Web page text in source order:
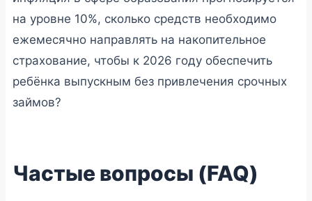
на уровне 10%, сколько средств необходимо
ежемесячно направлять на накопительное
страхование, чтобы к 2026 году обеспечить
ребёнка выпускным без привлечения срочных
займов?
Частые вопросы (FAQ)